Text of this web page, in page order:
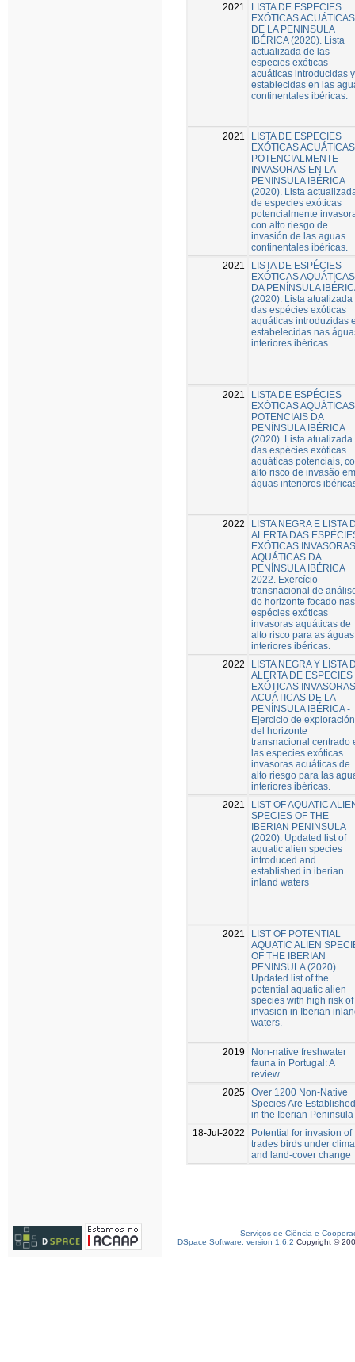
2021
LISTA DE ESPECIES
EXÓTICAS ACUÁTICAS
DE LA PENINSULA
IBÉRICA (2020). Lista
actualizada de las
especies exóticas
acuáticas introducidas y
establecidas en las
continentales ibéricas.
2021
LISTA DE ESPECIES
EXÓTICAS ACUÁTICAS
POTENCIALMENTE
INVASORAS EN LA
PENINSULA IBÉRICA
(2020). Lista
de especies exóticas
potencialmente
con alto riesgo de
invasión de las aguas
continentales ibéricas.
2021
LISTA DE ESPÉCIES
EXÓTICAS AQUÁTICAS
DA PENÍNSULA
(2020). Lista atualizada
das espécies exóticas
aquáticas introduzidas
estabelecidas nas
interiores ibéricas.
2021
LISTA DE ESPÉCIES
EXÓTICAS AQUÁTICAS
POTENCIAIS DA
PENÍNSULA IBÉRICA
(2020). Lista atualizada
das espécies exóticas
aquáticas potenciais,
alto risco de invasão em
águas interiores
2022
LISTA NEGRA E LISTA
ALERTA DAS
EXÓTICAS INVASORAS
AQUÁTICAS DA
PENÍNSULA IBÉRICA
2022. Exercício
transnacional de
do horizonte focado nas
espécies exóticas
invasoras aquáticas de
alto risco para as águas
interiores ibéricas.
2022
LISTA NEGRA Y LISTA
ALERTA DE ESPECIES
EXÓTICAS INVASORAS
ACUÁTICAS DE LA
PENÍNSULA IBÉRICA -
Ejercicio de exploración
del horizonte
transnacional centrado
las especies exóticas
invasoras acuáticas de
alto riesgo para las
interiores ibéricas.
2021
LIST OF AQUATIC
SPECIES OF THE
IBERIAN PENINSULA
(2020). Updated list of
aquatic alien species
introduced and
established in iberian
inland waters
2021
LIST OF POTENTIAL
AQUATIC ALIEN
OF THE IBERIAN
PENINSULA (2020).
Updated list of the
potential aquatic alien
species with high risk of
invasion in Iberian
waters.
2019
Non-native freshwater
fauna in Portugal: A
review.
2025 Over 1200 Non-Native
Species Are Established
in the Iberian Peninsula
18-Jul-2022
Potential for invasion of
trades birds under
and land-cover change
Serviços de Ciência e
DSpace Software, version 1.6.2 Copyright ©